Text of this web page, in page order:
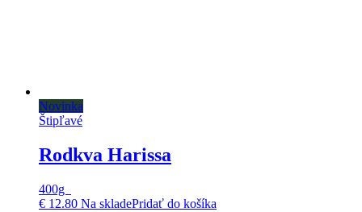
Novinka
Štipľavé
Rodkva Harissa
400g
€ 12.80 Na skladePridať do košíka